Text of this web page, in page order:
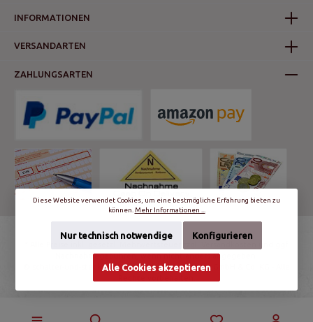
INFORMATIONEN
VERSANDARTEN
ZAHLUNGSARTEN
Nachnahmegebühren, wenn nicht anders angegeben.
© schalter-und-steckdosen.de | World Trading Net GmbH & Co. KG - Alle
Diese Website verwendet Cookies, um eine bestmögliche Erfahrung bieten zu
können. Mehr Informationen ...
Nur technisch notwendige Konfigurieren
Alle Cookies akzeptieren